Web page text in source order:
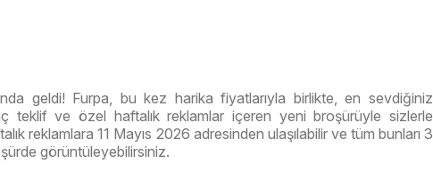
geldi! Furpa, bu kez harika fiyatlarıyla birlikte, en sevdiğiniz
teklif ve özel haftalık reklamlar içeren yeni broşürüyle sizlerle
reklamlara 11 Mayıs 2026 adresinden ulaşılabilir ve tüm bunları 3
görüntüleyebilirsiniz.